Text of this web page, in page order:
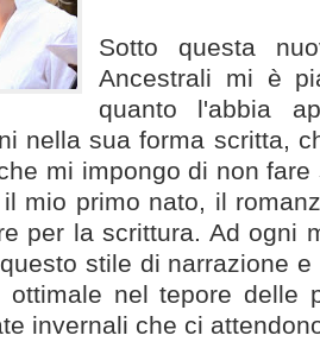
Sotto questa
Ancestrali mi è
quanto l'abbia
nella sua forma scritta,
mi impongo di non
mio primo nato, il
per la scrittura. Ad ogni
stile di narrazione
nel tepore delle
invernali che ci